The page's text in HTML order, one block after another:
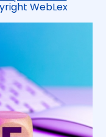
WebLex